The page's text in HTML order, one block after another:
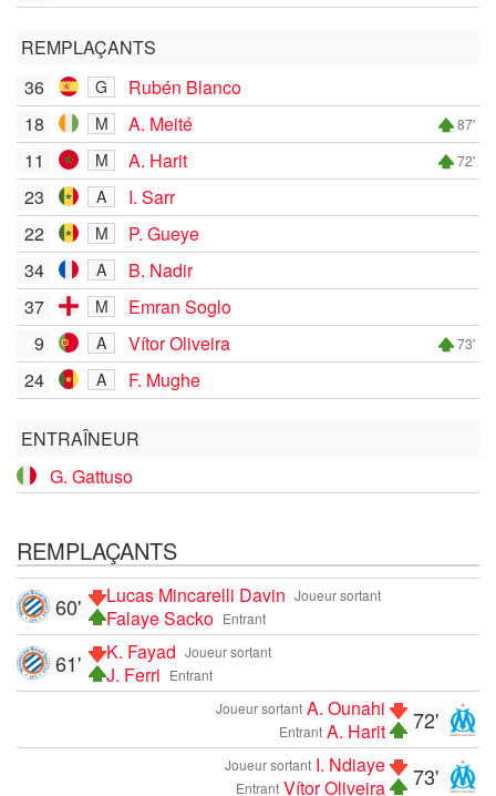
REMPLAÇANTS
36
G
Rubén Blanco
18
M A. Meité 87'
11 M A. Harit 72'
23 A
I. Sarr
22
M
P. Gueye
34
A
B. Nadir
37
M
Emran Soglo
9
A Vítor Oliveira 73'
24 A F. Mughe
ENTRAÎNEUR
G. Gattuso
REMPLAÇANTS
Joueur sortant
Lucas Mincarelli Davin
Entrant
Falaye Sacko
60'
Joueur sortant
K. Fayad
Entrant
J. Ferri
61'
72'
Joueur sortant A. Ounahi
Entrant A. Harit
73'
Joueur sortant I. Ndiaye
Entrant Vítor Oliveira